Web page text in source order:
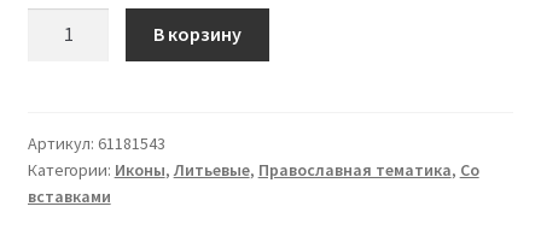
В корзину
Артикул: 61181543
Категории: Иконы,Литьевые, Православная тематика, Со
вставками